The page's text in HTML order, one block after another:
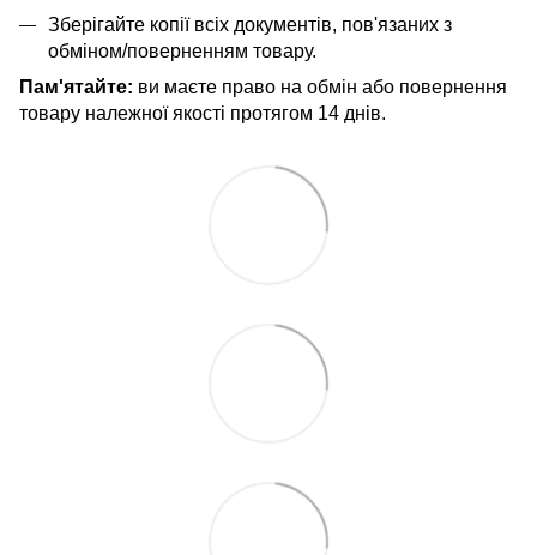
Зберігайте копії всіх документів, пов'язаних з
обміном/поверненням товару.
Пам'ятайте: ви маєте право на обмін або повернення
товару належної якості протягом 14 днів.